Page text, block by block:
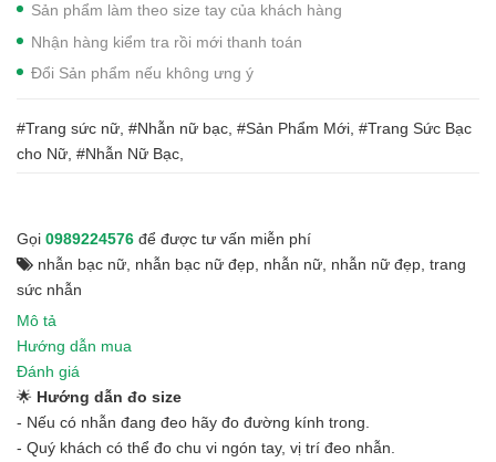
Sản phẩm làm theo size tay của khách hàng
Nhận hàng kiểm tra rồi mới thanh toán
Đổi Sản phẩm nếu không ưng ý
#Trang sức nữ, #Nhẫn nữ bạc, #Sản Phẩm Mới, #Trang Sức Bạc
cho Nữ, #Nhẫn Nữ Bạc,
Gọi 0989224576 để được tư vấn miễn phí
nhẫn bạc nữ nhẫn bạc nữ đẹp nhẫn nữ nhẫn nữ đẹp trang
sức nhẫn
Mô tả
Hướng dẫn mua
Đánh giá
🌟 Hướng dẫn đo size
- Nếu có nhẫn đang đeo hãy đo đường kính trong.
- Quý khách có thể đo chu vi ngón tay, vị trí đeo nhẫn.